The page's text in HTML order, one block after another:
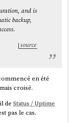
and is
backup,
source
en été
croisé.
deStatus / Uptime
pas le cas.